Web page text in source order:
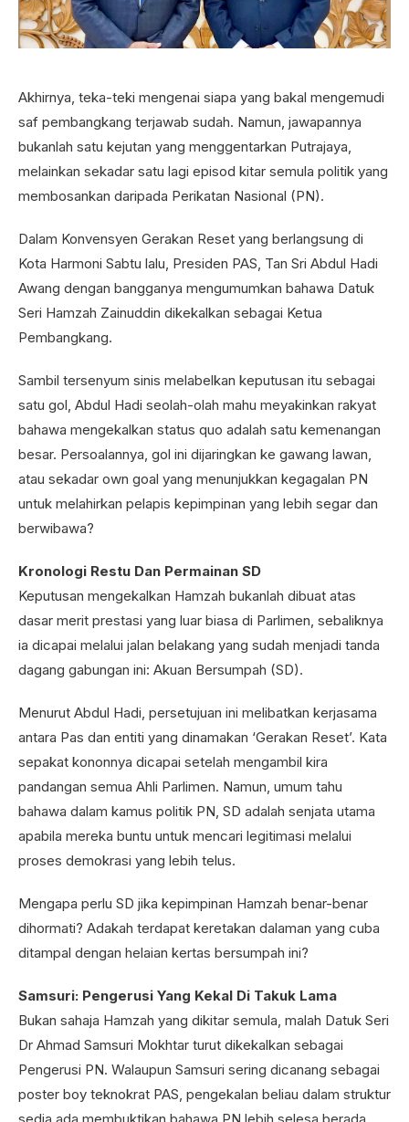
Akhirnya, teka-teki mengenai siapa yang bakal mengemudi
saf pembangkang terjawab sudah. Namun, jawapannya
bukanlah satu kejutan yang menggentarkan Putrajaya,
melainkan sekadar satu lagi episod kitar semula politik yang
membosankan daripada Perikatan Nasional (PN).
Dalam Konvensyen Gerakan Reset yang berlangsung di
Kota Harmoni Sabtu lalu, Presiden PAS, Tan Sri Abdul Hadi
Awang dengan bangganya mengumumkan bahawa Datuk
Seri Hamzah Zainuddin dikekalkan sebagai Ketua
Pembangkang.
Sambil tersenyum sinis melabelkan keputusan itu sebagai
satu gol, Abdul Hadi seolah-olah mahu meyakinkan rakyat
bahawa mengekalkan status quo adalah satu kemenangan
besar. Persoalannya, gol ini dijaringkan ke gawang lawan,
atau sekadar own goal yang menunjukkan kegagalan PN
untuk melahirkan pelapis kepimpinan yang lebih segar dan
berwibawa?
Kronologi Restu Dan Permainan SD
Keputusan mengekalkan Hamzah bukanlah dibuat atas
dasar merit prestasi yang luar biasa di Parlimen, sebaliknya
ia dicapai melalui jalan belakang yang sudah menjadi tanda
dagang gabungan ini: Akuan Bersumpah (SD).
Menurut Abdul Hadi, persetujuan ini melibatkan kerjasama
antara Pas dan entiti yang dinamakan ‘Gerakan Reset’. Kata
sepakat kononnya dicapai setelah mengambil kira
pandangan semua Ahli Parlimen. Namun, umum tahu
bahawa dalam kamus politik PN, SD adalah senjata utama
apabila mereka buntu untuk mencari legitimasi melalui
proses demokrasi yang lebih telus.
Mengapa perlu SD jika kepimpinan Hamzah benar-benar
dihormati? Adakah terdapat keretakan dalaman yang cuba
ditampal dengan helaian kertas bersumpah ini?
Samsuri: Pengerusi Yang Kekal Di Takuk Lama
Bukan sahaja Hamzah yang dikitar semula, malah Datuk Seri
Dr Ahmad Samsuri Mokhtar turut dikekalkan sebagai
Pengerusi PN. Walaupun Samsuri sering dicanang sebagai
poster boy teknokrat PAS, pengekalan beliau dalam struktur